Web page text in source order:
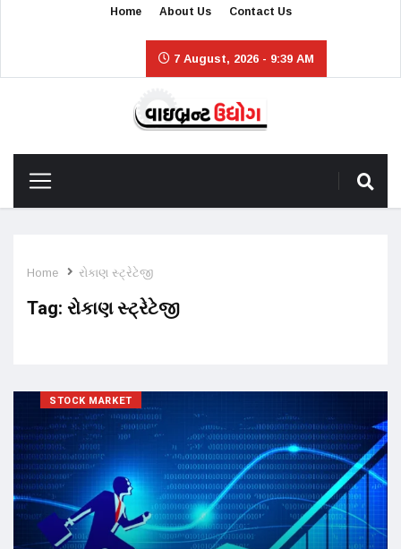
Home About Us Contact Us
7 August, 2026 - 9:39 AM
Home રોકાણ સ્ટ્રેટેજી
Tag: રોકાણ સ્ટ્રેટેજી
STOCK MARKET